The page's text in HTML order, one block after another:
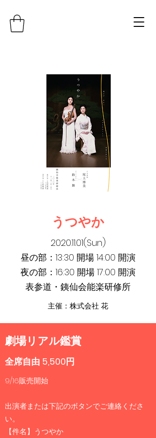
うつやか
2020.11.01(Sun)
昼の部：13:30 開場 14:00 開演
夜の部：16:30 開場 17:00 開演
表参道・銕仙会能楽研修所
主催：株式会社 花
劇場リアル鑑賞
全席自由 5,500円
9/16販売開始
出演者または下記のボタンでご連絡くださ
い。
【件名】うつやか